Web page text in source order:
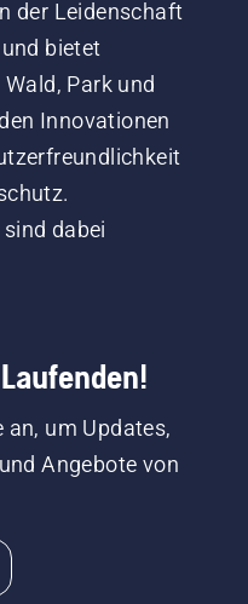
der Leidenschaft
bietet
Park und
Innovationen
dabei
an, um Updates,
Angebote von